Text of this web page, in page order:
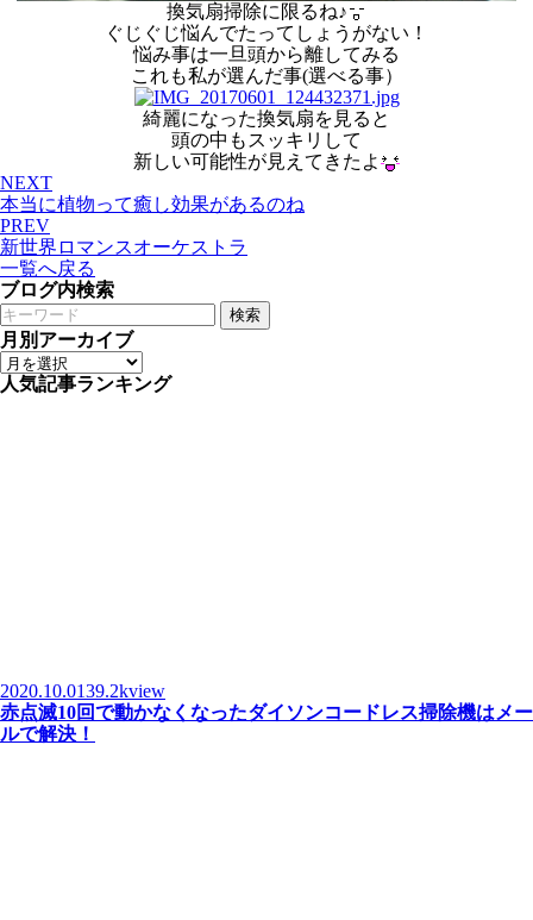
換気扇掃除に限るね♪
ぐじぐじ悩んでたってしょうがない！
悩み事は一旦頭から離してみる
これも私が選んだ事(選べる事）
綺麗になった換気扇を見ると
頭の中もスッキリして
新しい可能性が見えてきたよ
NEXT
本当に植物って癒し効果があるのね
PREV
新世界ロマンスオーケストラ
一覧へ戻る
ブログ内検索
検索
月別アーカイブ
人気記事ランキング
2020.10.0139.2kview
赤点滅10回で動かなくなったダイソンコードレス掃除機はメー
ルで解決！